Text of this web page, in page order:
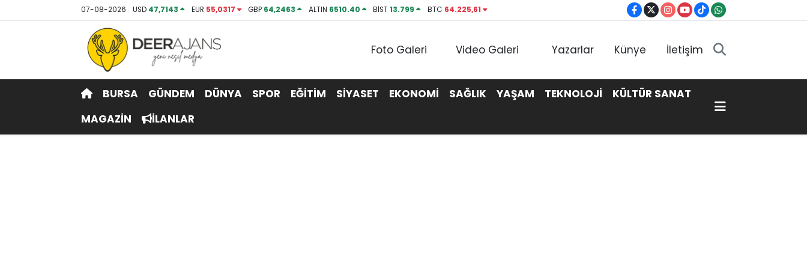
07-08-2026 USD 47,7143 EUR 55,0317 GBP 64,2463 ALTIN 6510.40 BİST13.799 BTC 64.225,61
Foto Galeri Video Galeri Yazarlar Künye İletişim
BURSA GÜNDEM DÜNYA SPOR EĞİTİM SİYASET EKONOMİ SAĞLIK YAŞAM TEKNOLOJİ
KÜLTÜR SANAT
MAGAZİN
İLANLAR
Hava Durumu
Trafik Durumu
Tüm Manşetler